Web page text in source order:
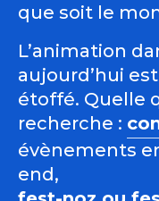
que soit le
L’animation
aujourd’hui
étoffé. Quelle
recherche :
évènements
end,